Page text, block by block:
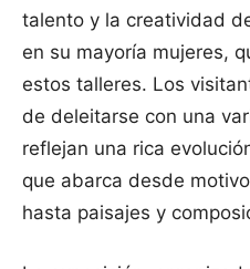
talento y la creatividad
en su mayoría mujeres,
estos talleres. Los
de deleitarse con una
reflejan una rica
que abarca desde
hasta paisajes y